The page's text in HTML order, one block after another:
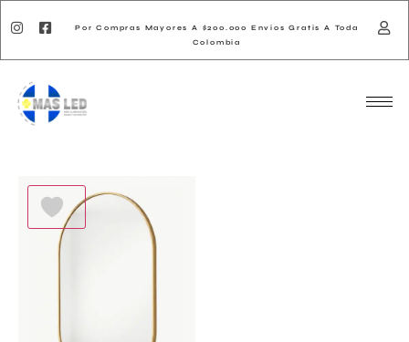
Por Compras Mayores A $200.000 Envios Gratis A Toda
Colombia